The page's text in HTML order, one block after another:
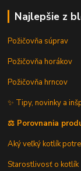
Najlepšie z
Požičovňa súprav
Požičovňa horákov
Požičovňa hrncov
✨ Tipy, novinky a
⚖️ Porovnania
Aký veľký kotlík
Starostlivosť o kotlík